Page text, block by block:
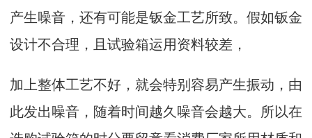
产生噪音，还有可能是钣金工艺所致。假如钣金
设计不合理，且试验箱运用资料较差，
加上整体工艺不好，就会特别容易产生振动，由
此发出噪音，随着时间越久噪音会越大。所以在